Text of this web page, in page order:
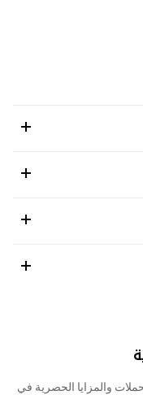
والمزايا الحصرية في